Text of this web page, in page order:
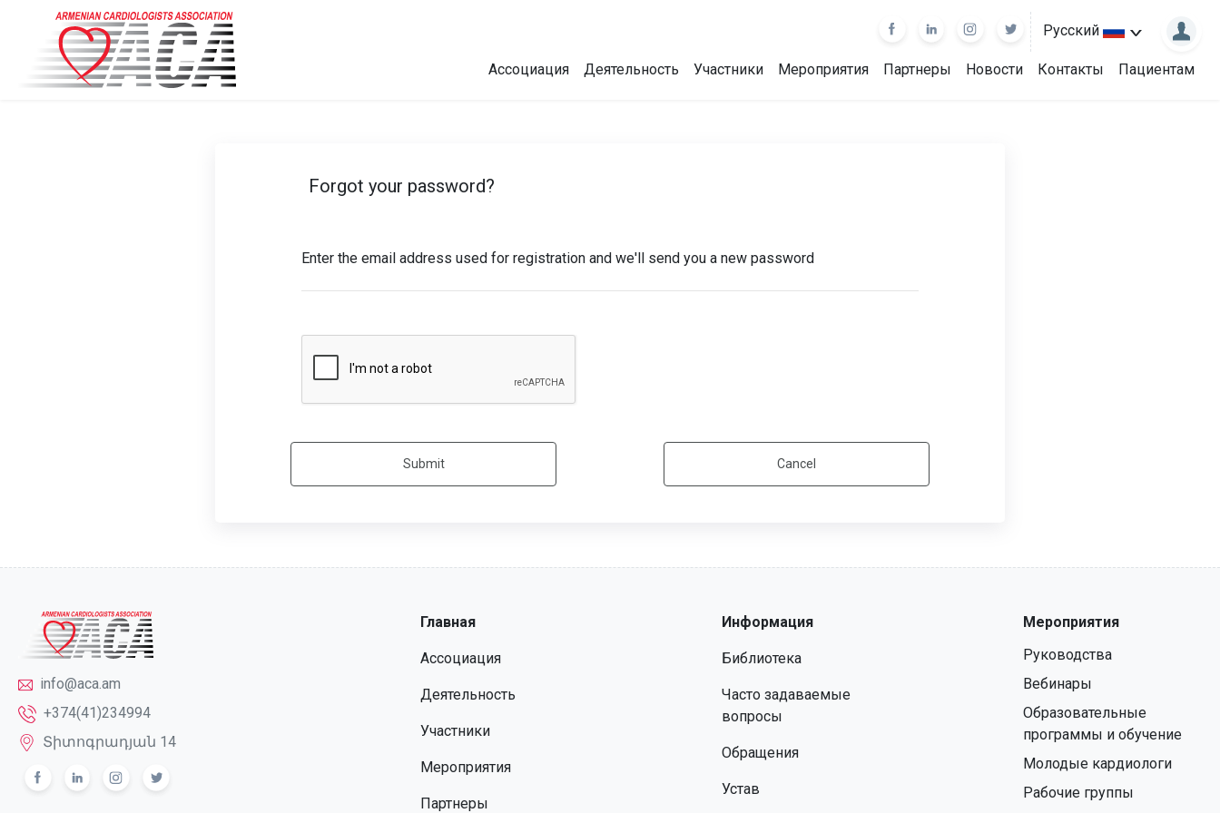
Русский
Ассоциация Деятельность Участники Мероприятия Партнеры Новости Контакты Пациентам
Forgot your password?
Enter the email address used for registration and we'll send you a new password
Submit Cancel
info@aca.am
+374(41)234994
Տիտոգրադյան 14
Главная
Ассоциация
Деятельность
Участники
Мероприятия
Партнеры
Информация
Библиотека
Часто задаваемые
вопросы
Обращения
Устав
Мероприятия
Руководства
Вебинары
Образовательные
программы и обучение
Молодые кардиологи
Рабочие группы